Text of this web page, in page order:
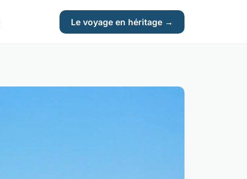
Le voyage en héritage →